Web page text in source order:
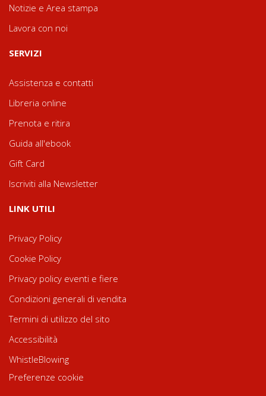
Notizie e Area stampa
Lavora con noi
SERVIZI
Assistenza e contatti
Libreria online
Prenota e ritira
Guida all'ebook
Gift Card
Iscriviti alla Newsletter
LINK UTILI
Privacy Policy
Cookie Policy
Privacy policy eventi e fiere
Condizioni generali di vendita
Termini di utilizzo del sito
Accessibilità
WhistleBlowing
Preferenze cookie